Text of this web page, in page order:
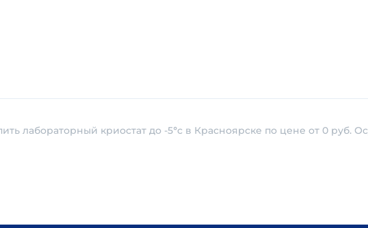
лабораторный криостат до -5°с в Красноярске по цене от 0 руб.